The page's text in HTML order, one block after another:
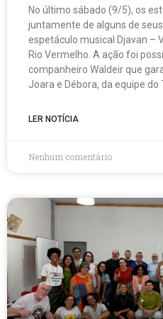
No último sábado (9/5), os
juntamente de alguns de
espetáculo musical Djavan –
Rio Vermelho. A ação foi
companheiro Waldeir que
Joara e Débora, da equipe do
LER NOTÍCIA
Nenhum comentário